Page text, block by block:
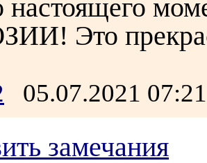
настоящего
Это
05.07.2021
замечания